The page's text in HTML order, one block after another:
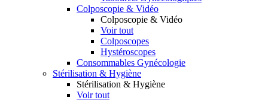
Colposcopie & Vidéo
Colposcopie & Vidéo
Voir tout
Colposcopes
Hystéroscopes
Consommables Gynécologie
Stérilisation & Hygiène
Stérilisation & Hygiène
Voir tout